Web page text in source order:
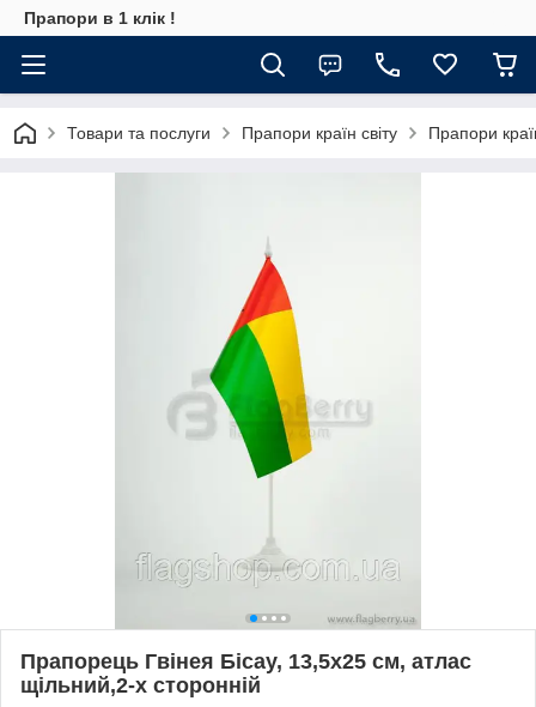
Прапори в 1 клік !
Товари та послуги Прапори країн світу Прапори
Прапорець Гвінея Бісау, 13,5х25 см, атлас
щільний,2-х сторонній